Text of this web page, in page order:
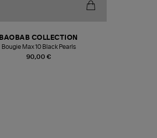
90,00 €
BAOBAB COLLECTION
Bougie Max 10 Black Pearls